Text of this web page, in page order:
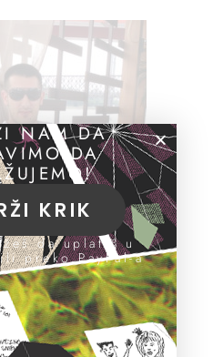
NAM DA
DA
KRIK
da uplatiš u
preko PayPal-a